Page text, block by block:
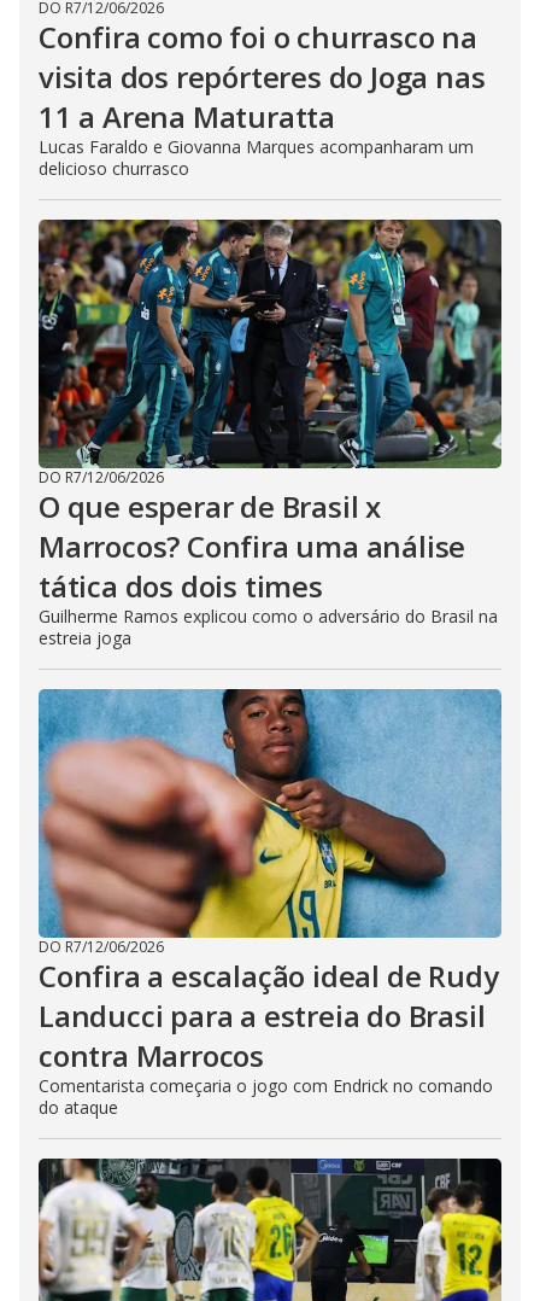
DO R7/12/06/2026
Confira como foi o churrasco na
visita dos repórteres do Joga nas
11 a Arena Maturatta
Lucas Faraldo e Giovanna Marques acompanharam um
delicioso churrasco
DO R7/12/06/2026
O que esperar de Brasil x
Marrocos? Confira uma análise
tática dos dois times
Guilherme Ramos explicou como o adversário do Brasil na
estreia joga
DO R7/12/06/2026
Confira a escalação ideal de Rudy
Landucci para a estreia do Brasil
contra Marrocos
Comentarista começaria o jogo com Endrick no comando
do ataque